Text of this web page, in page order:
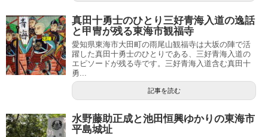
真田十勇士のひとり三好青海入道の逸話
と甲冑が残る東海市観福寺
愛知県東海市大田町の雨尾山観福寺は大坂の陣で活
躍した真田十勇士のひとりである、三好青海入道の
エピソードが残る寺です。三好青海入道含む真田十
勇...
記事を読む
水野藤助正成と池田恒興ゆかりの東海市
平島城址